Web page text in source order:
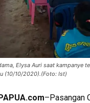
Elysa Auri saat kampanye
(10/10/2020).(Foto: Ist)
–Pasangan